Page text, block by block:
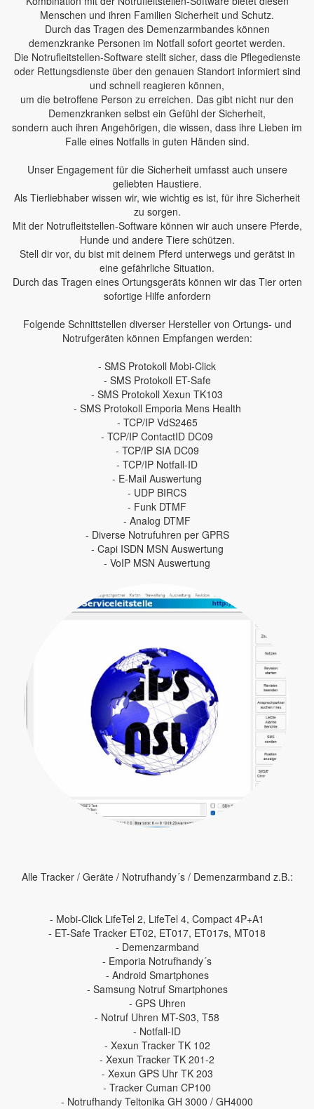
Menschen und ihren Familien Sicherheit und Schutz.
Durch das Tragen des Demenzarmbandes können
demenzkranke Personen im Notfall sofort geortet werden.
Die Notrufleitstellen-Software stellt sicher, dass die Pflegedienste
oder Rettungsdienste über den genauen Standort informiert sind
und schnell reagieren können,
um die betroffene Person zu erreichen. Das gibt nicht nur den
Demenzkranken selbst ein Gefühl der Sicherheit,
sondern auch ihren Angehörigen, die wissen, dass ihre Lieben im
Falle eines Notfalls in guten Händen sind.
Unser Engagement für die Sicherheit umfasst auch unsere
geliebten Haustiere.
Als Tierliebhaber wissen wir, wie wichtig es ist, für ihre Sicherheit
zu sorgen.
Mit der Notrufleitstellen-Software können wir auch unsere Pferde,
Hunde und andere Tiere schützen.
Stell dir vor, du bist mit deinem Pferd unterwegs und gerätst in
eine gefährliche Situation.
Durch das Tragen eines Ortungsgeräts können wir das Tier orten
sofortige Hilfe anfordern
Folgende Schnittstellen diverser Hersteller von Ortungs- und
Notrufgeräten können Empfangen werden:
- SMS Protokoll Mobi-Click
- SMS Protokoll ET-Safe
- SMS Protokoll Xexun TK103
- SMS Protokoll Emporia Mens Health
- TCP/IP VdS2465
- TCP/IP ContactID DC09
- TCP/IP SIA DC09
- TCP/IP Notfall-ID
- E-Mail Auswertung
- UDP BIRCS
- Funk DTMF
- Analog DTMF
- Diverse Notrufuhren per GPRS
- Capi ISDN MSN Auswertung
- VoIP MSN Auswertung
Alle Tracker / Geräte / Notrufhandy´s / Demenzarmband z.B.:
- Mobi-Click LifeTel 2, LifeTel 4, Compact 4P+A1
- ET-Safe Tracker ET02, ET017, ET017s, MT018
- Demenzarmband
- Emporia Notrufhandy´s
- Android Smartphones
- Samsung Notruf Smartphones
- GPS Uhren
- Notruf Uhren MT-S03, T58
- Notfall-ID
- Xexun Tracker TK 102
- Xexun Tracker TK 201-2
- Xexun GPS Uhr TK 203
- Tracker Cuman CP100
- Notrufhandy Teltonika GH 3000 / GH4000